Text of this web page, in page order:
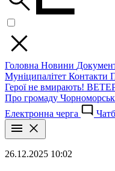
Головна Новини
Муніципалітет Контакти
Герої не вмирають!
Про громаду
Електронна черга
26.12.2025 10:02